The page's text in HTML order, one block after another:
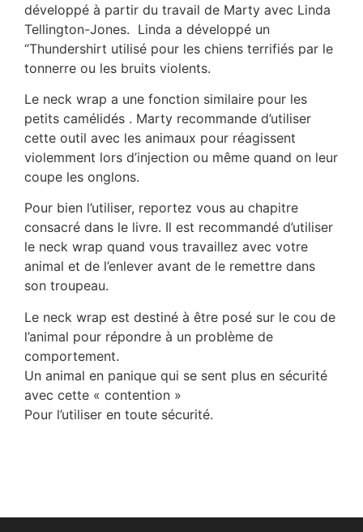
développé à partir du travail de Marty avec Linda
Tellington-Jones. Linda a développé un
“Thundershirt utilisé pour les chiens terrifiés par le
tonnerre ou les bruits violents.
Le neck wrap a une fonction similaire pour les
petits camélidés . Marty recommande d’utiliser
cette outil avec les animaux pour réagissent
violemment lors d’injection ou même quand on leur
coupe les onglons.
Pour bien l’utiliser, reportez vous au chapitre
consacré dans le livre. Il est recommandé d’utiliser
le neck wrap quand vous travaillez avec votre
animal et de l’enlever avant de le remettre dans
son troupeau.
Le neck wrap est destiné à être posé sur le cou de
l’animal pour répondre à un problème de
comportement.
Un animal en panique qui se sent plus en sécurité
avec cette « contention »
Pour l’utiliser en toute sécurité.